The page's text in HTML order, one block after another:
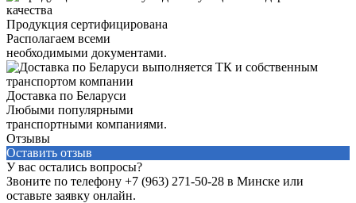
Продукция сертифицирована
Располагаем всеми
необходимыми документами.
Доставка по Беларуси
Любыми популярными
транспортными компаниями.
Отзывы
Оставить отзыв
У вас остались вопросы?
Звоните по телефону +7 (963) 271-50-28 в Минске или
оставьте заявку онлайн.